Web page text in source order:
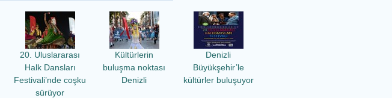
20. Uluslararası
Halk Dansları
Festivali’nde coşku
sürüyor
Kültürlerin
buluşma noktası
Denizli
Denizli
Büyükşehir’le
kültürler buluşuyor